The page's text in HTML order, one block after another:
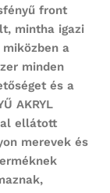
front
mintha igazi
a
minden
és a
AKRYL
ellátott
merevek és